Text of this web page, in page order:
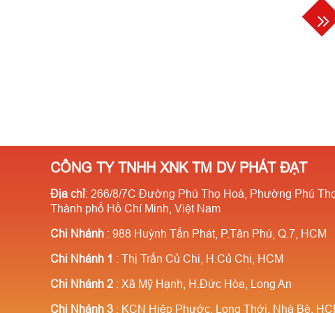
CÔNG TY TNHH XNK TM DV PHÁT ĐẠT
Địa chỉ: 266/8/7C Đường Phú Thọ Hoà, Phường Phú
Thành phố Hồ Chí Minh, Việt Nam
Chi Nhánh : 988 Huỳnh Tấn Phát, P.Tân Phú, Q.7, HCM
Chi Nhánh 1 : Thị Trấn Củ Chi, H.Củ Chi, HCM
Chi Nhánh 2 : Xã Mỹ Hạnh, H.Đức Hòa, Long An
Chi Nhánh 3 : KCN Hiệp Phước, Long Thới, Nhà Bè,